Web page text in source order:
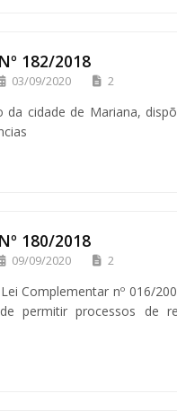
182/2018
03/09/2020 2
cidade de Mariana,
180/2018
09/09/2020 2
Complementar nº 016/
permitir processos de